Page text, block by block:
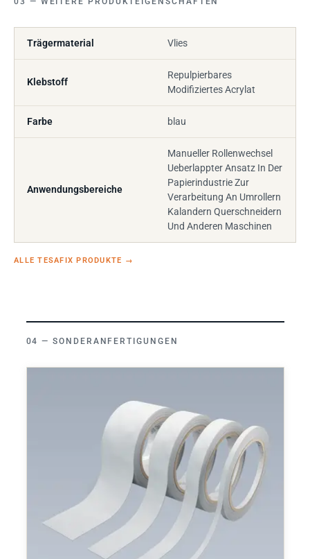
Trägermaterial Vlies
Klebstoff
Repulpierbares
Modifiziertes Acrylat
Farbe blau
Anwendungsbereiche
Manueller Rollenwechsel
Ueberlappter Ansatz In Der
Papierindustrie Zur
Verarbeitung An Umrollern
Kalandern Querschneidern
Und Anderen Maschinen
ALLE TESAFIX PRODUKTE →
SONDERANFERTIGUNGEN